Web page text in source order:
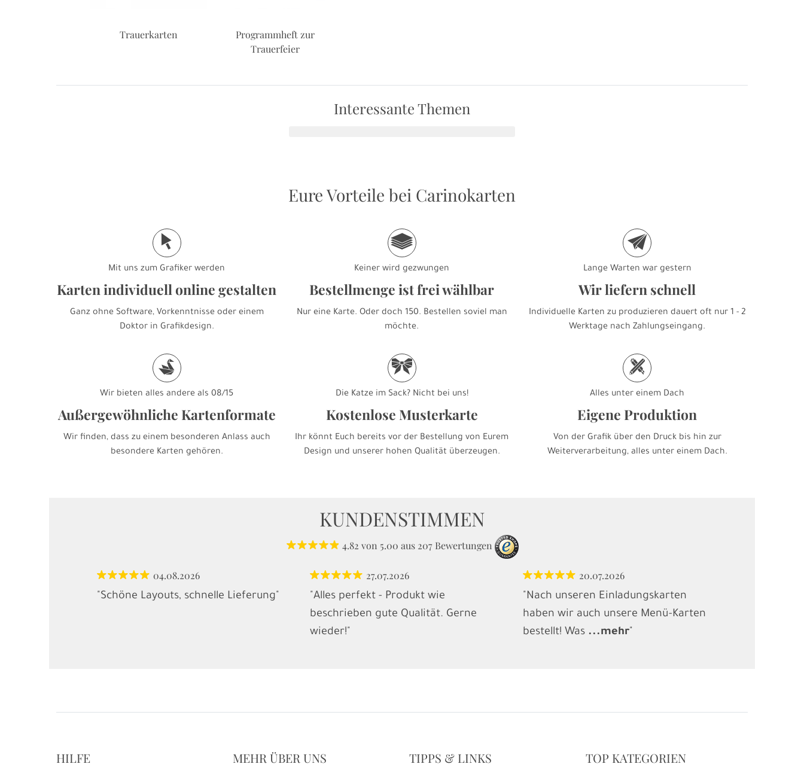
Trauerkarten
Programmheft zur
Trauerfeier
Interessante Themen
Eure Vorteile bei Carinokarten
j
Mit uns zum Grafiker werden
Karten individuell online gestalten
Ganz ohne Software, Vorkenntnisse oder einem
Doktor in Grafikdesign.
g
Keiner wird gezwungen
Bestellmenge ist frei wählbar
Nur eine Karte. Oder doch 150. Bestellen soviel man
möchte.
e
Lange Warten war gestern
Wir liefern schnell
Individuelle Karten zu produzieren dauert oft nur 1 - 2
Werktage nach Zahlungseingang.
s
Wir bieten alles andere als 08/15
Außergewöhnliche Kartenformate
Wir finden, dass zu einem besonderen Anlass auch
besondere Karten gehören.
r
Die Katze im Sack? Nicht bei uns!
Kostenlose Musterkarte
Ihr könnt Euch bereits vor der Bestellung von Eurem
Design und unserer hohen Qualität überzeugen.
h
Alles unter einem Dach
Eigene Produktion
Von der Grafik über den Druck bis hin zur
Weiterverarbeitung, alles unter einem Dach.
KUNDENSTIMMEN
4.82 von 5.00 aus 207 Bewertungen
04.08.2026
"Schöne Layouts, schnelle Lieferung"
27.07.2026
"Alles perfekt - Produkt wie
beschrieben gute Qualität. Gerne
wieder!"
20.07.2026
"Nach unseren Einladungskarten
haben wir auch unsere Menü-Karten
bestellt! Was ...mehr
HILFE MEHR ÜBER UNS TIPPS & LINKS TOP KATEGORIEN